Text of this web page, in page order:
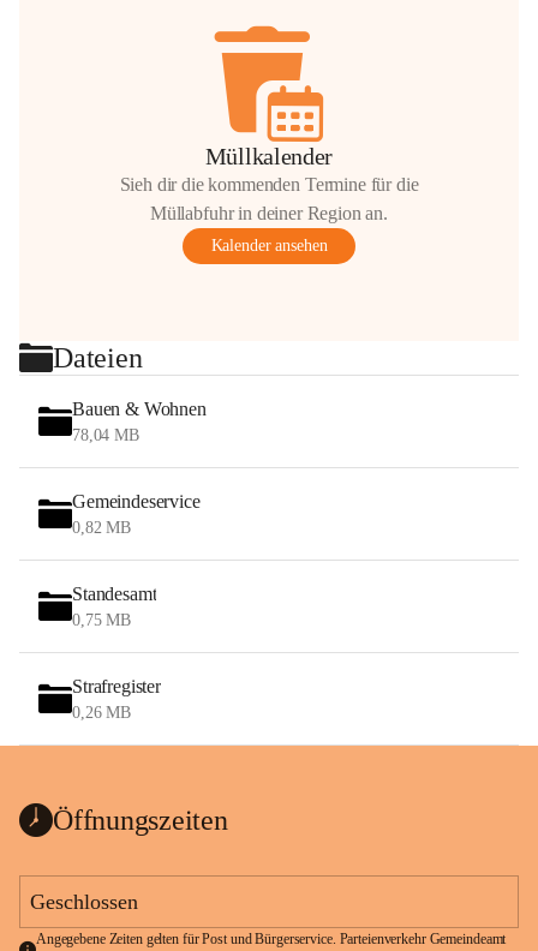
Müllkalender
Sieh dir die kommenden Termine für die
Müllabfuhr in deiner Region an.
Kalender ansehen
Dateien
Bauen & Wohnen
78,04 MB
Gemeindeservice
0,82 MB
Standesamt
0,75 MB
Strafregister
0,26 MB
Öffnungszeiten
Geschlossen
Angegebene Zeiten gelten für Post und Bürgerservice. Parteienverkehr Gemeindeamt